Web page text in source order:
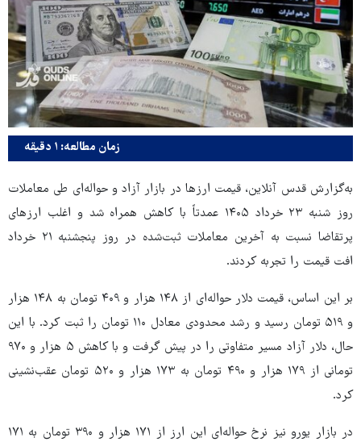
زمان مطالعه: ۱ دقیقه
به‌گزارش قدس آنلاین، قیمت ارزها در بازار آزاد و حواله‌ای طی معاملات
روز شنبه ۲۳ خرداد ۱۴۰۵ عمدتاً با کاهش همراه شد و اغلب ارزهای
پرتقاضا نسبت به آخرین معاملات ثبت‌شده در روز پنجشنبه ۲۱ خرداد
افت قیمت را تجربه کردند.
بر این اساس، قیمت دلار حواله‌ای از ۱۴۸ هزار و ۴۰۹ تومان به ۱۴۸ هزار
و ۵۱۹ تومان رسید و رشد محدودی معادل ۱۱۰ تومان را ثبت کرد. با این
حال، دلار آزاد مسیر متفاوتی را در پیش گرفت و با کاهش ۵ هزار و ۹۷۰
تومانی از ۱۷۹ هزار و ۴۹۰ تومان به ۱۷۳ هزار و ۵۲۰ تومان عقب‌نشینی
کرد.
در بازار یورو نیز نرخ حواله‌ای این ارز از ۱۷۱ هزار و ۳۹۰ تومان به ۱۷۱